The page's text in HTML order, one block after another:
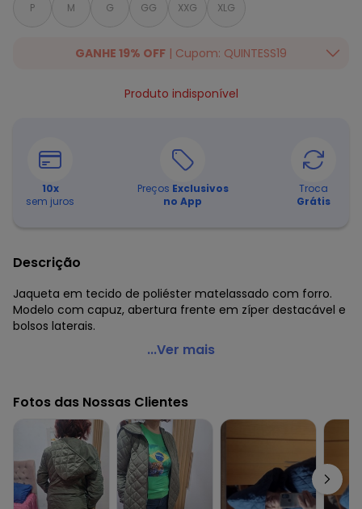
P M G GG XXG XLG
GANHE 19% OFF | Cupom: QUINTESS19
QUINTESS19. Válido para toda loja Quintess, até 07/08/2026.
Produto indisponível
10x
sem juros
Preços Exclusivos
no App
Troca
Grátis
Descrição
Jaqueta em tecido de poliéster matelassado com forro.
Modelo com capuz, abertura frente em zíper destacável e
bolsos laterais.
Quintess - Jaqueta Puff Marrom com Capuz e Bolsos
Modelagem: Solto
Forro: Possui
Decote costas: Capuz
Complemento: Bolsos
Observação: Bolsos.
Fechamento: Zíper
Tecido: Tactel
...Ver mais
Fotos das Nossas Clientes